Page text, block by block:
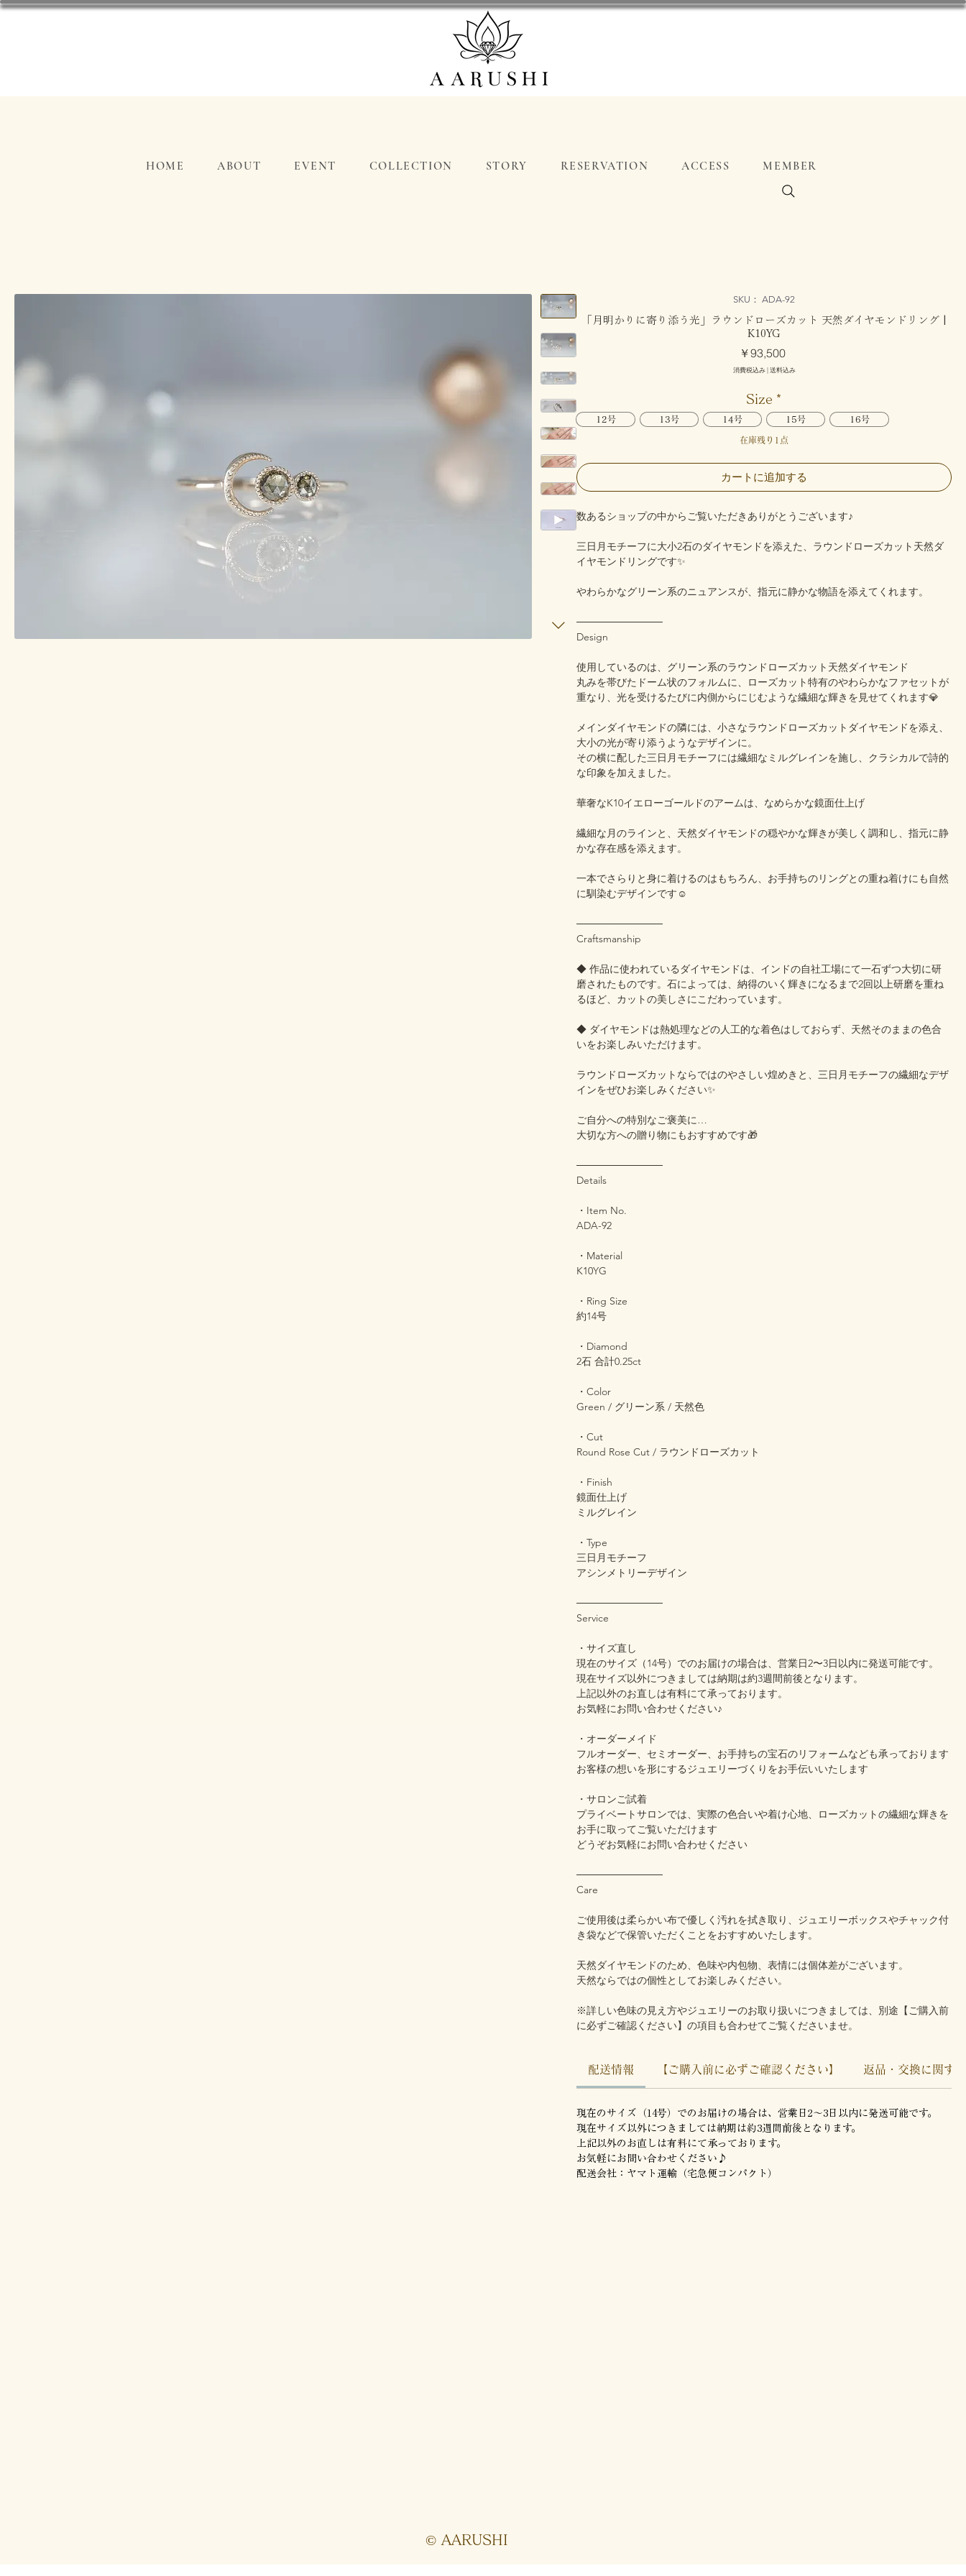
SKU： ADA-92
「月明かりに寄り添う光」ラウンドローズカット 天然ダイヤモンドリング |
K10YG
￥93,500価
格
消費税込み|送料込み
Size *
12号 13号 14号 15号 16号
在庫残り1点
カートに追加する
数あるショップの中からご覧いただきありがとうございます♪
三日月モチーフに大小2石のダイヤモンドを添えた、ラウンドローズカット天然ダ
イヤモンドリングです✨
やわらかなグリーン系のニュアンスが、指元に静かな物語を添えてくれます。
────────────
Design
使用しているのは、グリーン系のラウンドローズカット天然ダイヤモンド
丸みを帯びたドーム状のフォルムに、ローズカット特有のやわらかなファセットが
重なり、光を受けるたびに内側からにじむような繊細な輝きを見せてくれます💎
メインダイヤモンドの隣には、小さなラウンドローズカットダイヤモンドを添え、
大小の光が寄り添うようなデザインに。
その横に配した三日月モチーフには繊細なミルグレインを施し、クラシカルで詩的
な印象を加えました。
華奢なK10イエローゴールドのアームは、なめらかな鏡面仕上げ
繊細な月のラインと、天然ダイヤモンドの穏やかな輝きが美しく調和し、指元に静
かな存在感を添えます。
一本でさらりと身に着けるのはもちろん、お手持ちのリングとの重ね着けにも自然
に馴染むデザインです☺️
────────────
Craftsmanship
◆ 作品に使われているダイヤモンドは、インドの自社工場にて一石ずつ大切に研
磨されたものです。石によっては、納得のいく輝きになるまで2回以上研磨を重ね
るほど、カットの美しさにこだわっています。
◆ ダイヤモンドは熱処理などの人工的な着色はしておらず、天然そのままの色合
いをお楽しみいただけます。
ラウンドローズカットならではのやさしい煌めきと、三日月モチーフの繊細なデザ
インをぜひお楽しみください✨
ご自分への特別なご褒美に…
大切な方への贈り物にもおすすめです🎁
────────────
Details
・Item No.
ADA-92
・Material
K10YG
・Ring Size
約14号
・Diamond
2石 合計0.25ct
・Color
Green / グリーン系 / 天然色
・Cut
Round Rose Cut / ラウンドローズカット
・Finish
鏡面仕上げ
ミルグレイン
・Type
三日月モチーフ
アシンメトリーデザイン
────────────
Service
・サイズ直し
現在のサイズ（14号）でのお届けの場合は、営業日2〜3日以内に発送可能です。
現在サイズ以外につきましては納期は約3週間前後となります。
上記以外のお直しは有料にて承っております。
お気軽にお問い合わせください♪
・オーダーメイド
フルオーダー、セミオーダー、お手持ちの宝石のリフォームなども承っております
お客様の想いを形にするジュエリーづくりをお手伝いいたします
・サロンご試着
プライベートサロンでは、実際の色合いや着け心地、ローズカットの繊細な輝きを
お手に取ってご覧いただけます
どうぞお気軽にお問い合わせください
────────────
Care
ご使用後は柔らかい布で優しく汚れを拭き取り、ジュエリーボックスやチャック付
き袋などで保管いただくことをおすすめいたします。
天然ダイヤモンドのため、色味や内包物、表情には個体差がございます。
天然ならではの個性としてお楽しみください。
※詳しい色味の見え方やジュエリーのお取り扱いにつきましては、別途【ご購入前
に必ずご確認ください】の項目も合わせてご覧くださいませ。
配送情報 【ご購入前に必ずご確認ください】 返品・交換に関す
現在のサイズ（14号）でのお届けの場合は、営業日2〜3日以内に発送可能です。
現在サイズ以外につきましては納期は約3週間前後となります。
上記以外のお直しは有料にて承っております。
お気軽にお問い合わせください♪
配送会社：ヤマト運輸（宅急便コンパクト）
© AARUSHI
HOME ABOUT EVENT COLLECTION STORY RESERVATION ACCESS MEMBER